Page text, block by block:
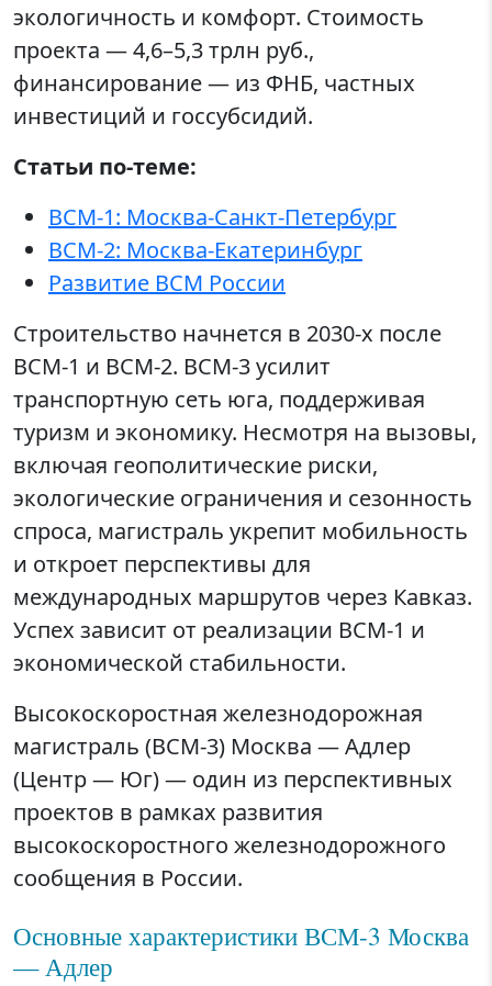
экологичность и комфорт. Стоимость
проекта — 4,6–5,3 трлн руб.,
финансирование — из ФНБ, частных
инвестиций и госсубсидий.
Статьи по-теме:
ВСМ-1: Москва-Санкт-Петербург
ВСМ-2: Москва-Екатеринбург
Развитие ВСМ России
Строительство начнется в 2030-х после
ВСМ-1 и ВСМ-2. ВСМ-3 усилит
транспортную сеть юга, поддерживая
туризм и экономику. Несмотря на вызовы,
включая геополитические риски,
экологические ограничения и сезонность
спроса, магистраль укрепит мобильность
и откроет перспективы для
международных маршрутов через Кавказ.
Успех зависит от реализации ВСМ-1 и
экономической стабильности.
Высокоскоростная железнодорожная
магистраль (ВСМ-3) Москва — Адлер
(Центр — Юг) — один из перспективных
проектов в рамках развития
высокоскоростного железнодорожного
сообщения в России.
Основные характеристики ВСМ-3 Москва
— Адлер